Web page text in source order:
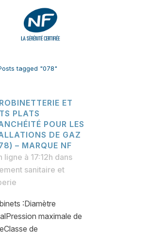
tagged "078"
ET
PLATS
POUR LES
DE GAZ
– MARQUE NF
ligne à 17:12h dans
sanitaire et
:Diamètre
maximale de
de